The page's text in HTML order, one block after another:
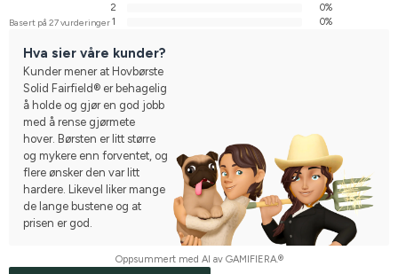
Basert på 27 vurderinger
2
0%
1
0%
Hva sier våre kunder?
Kunder mener at Hovbørste
Solid Fairfield® er behagelig
å holde og gjør en god jobb
med å rense gjørmete
hover. Børsten er litt større
og mykere enn forventet, og
flere ønsker den var litt
hardere. Likevel liker mange
de lange bustene og at
prisen er god.
Oppsummert med AI av GAMIFIERA.®